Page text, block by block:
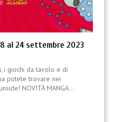
al 24 settembre 2023
i giochi da tavolo e di
potete trovare nei
NOVITÀ MANGA…